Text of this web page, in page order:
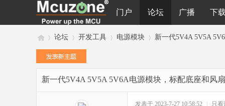
门户 论坛 广播 下
»
论坛
›
开发工具 电源模块
›
新一代5V4A 5V5A
新一代5V4A 5V5A 5V6A电源模块，标配底座和风
发表于 2023-7-27 10:58:52 只看